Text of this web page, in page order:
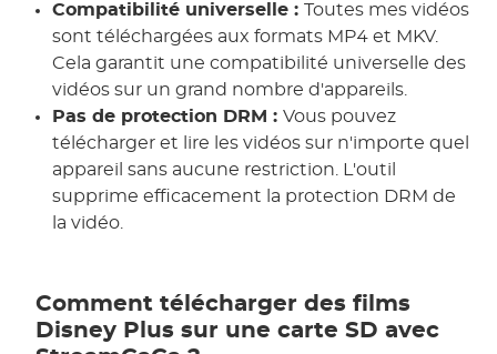
Compatibilité universelle :Toutes mes vidéos
sont téléchargées aux formats MP4 et MKV.
Cela garantit une compatibilité universelle des
vidéos sur un grand nombre d'appareils.
Pas de protection DRM :Vous pouvez
télécharger et lire les vidéos sur n'importe quel
appareil sans aucune restriction. L'outil
supprime efficacement la protection DRM de
la vidéo.
Comment télécharger des films
Disney Plus sur une carte SD avec